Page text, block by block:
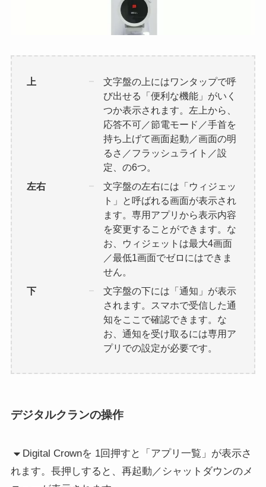
上
文字盤の上にはワンタップで呼
び出せる「便利な機能」がいく
つか表示されます。左上から、
応答不可／節電モード／手首を
持ち上げて画面起動／画面の明
るさ／フラッシュライト／設
定、の6つ。
左右
文字盤の左右には「ウィジェッ
ト」と呼ばれる画面が表示され
ます。専用アプリから表示内容
を変更することができます。な
お、ウィジェットは最大4画面
／最低1画面でゼロにはできま
せん。
下
文字盤の下には「通知」が表示
されます。スマホで受信した通
知をここで確認できます。な
お、通知を受け取るには専用ア
プリでの設定が必要です。
デジタルクランの操作
Digital Crownを 1回押すと「アプリ一覧」が表示さ
れます。長押しすると、再起動／シャットダウンのメ